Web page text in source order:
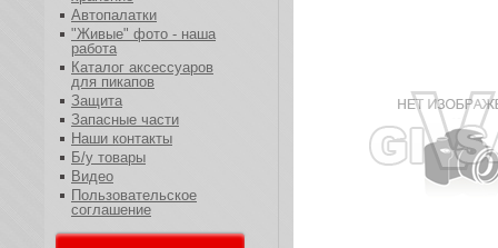
Автопалатки
"Живые" фото - наша
работа
Каталог аксессуаров
для пикапов
Защита
Запасные части
Наши контакты
Б/у товары
Видео
Пользовательское
соглашение